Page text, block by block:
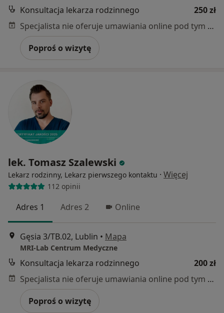
Konsultacja lekarza rodzinnego
250 zł
Specjalista nie oferuje umawiania online pod tym adresem.
Poproś o wizytę
lek. Tomasz Szalewski
Lekarz rodzinny, Lekarz pierwszego kontaktu · Więcej
112 opinii
Adres 1 Adres 2 Online
Gęsia 3/TB.02, Lublin • Mapa
MRI-Lab Centrum Medyczne
Konsultacja lekarza rodzinnego
200 zł
Specjalista nie oferuje umawiania online pod tym adresem.
Poproś o wizytę